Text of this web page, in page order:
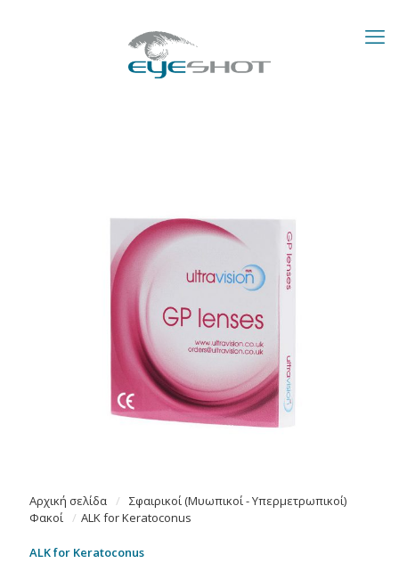
Αρχική σελίδα /
Σφαιρικοί (Μυωπικοί - Υπερμετρωπικοί)
Φακοί / ALK for Keratoconus
ALK for Keratoconus